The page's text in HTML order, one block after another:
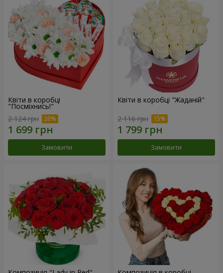
Квіти в коробці
"Посміхнись!"
2 124 грн
Замовити
Квіти в коробці "Жаданій"
2 116 грн
Замовити